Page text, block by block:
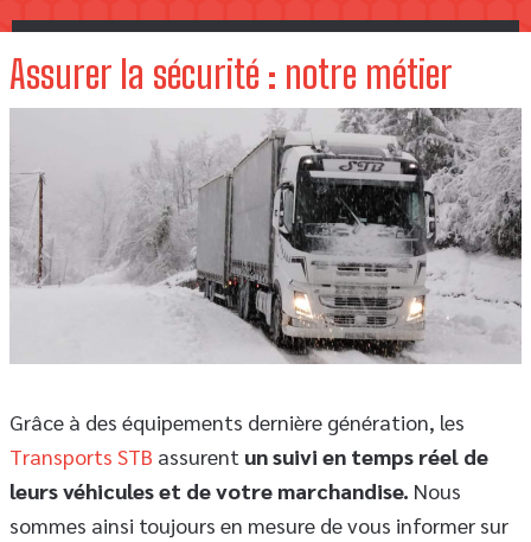
Assurer la sécurité : notre métier
Grâce à des équipements dernière génération, les
Transports STB assurent un suivi en temps réel de
leurs véhicules et de votre marchandise. Nous
sommes ainsi toujours en mesure de vous informer sur